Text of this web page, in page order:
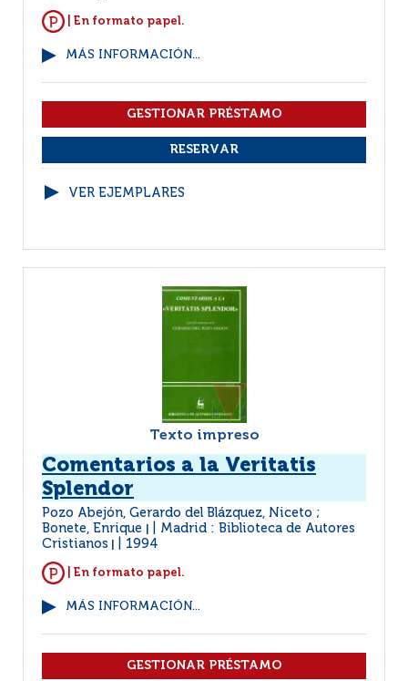
| En formato papel.
MÁS INFORMACIÓN...
VER EJEMPLARES
Texto impreso
Comentarios a la Veritatis
Splendor
Pozo Abejón, Gerardo del Blázquez, Niceto ;
Bonete, Enrique
Madrid : Biblioteca de Autores
Cristianos
1994
| En formato papel.
MÁS INFORMACIÓN...